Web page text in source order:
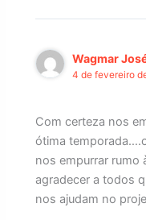
Wagmar
4 de fevereiro
Com certeza nos
ótima
nos empurrar rumo
agradecer a todos
nos ajudam no